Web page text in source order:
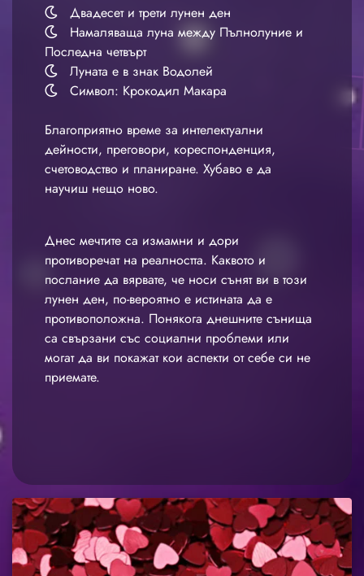
Двадесет и трети лунен ден
Намаляваща луна между Пълнолуние и
Последна четвърт
Луната е в знак Водолей
Символ: Крокодил Макара
Благоприятно време за интелектуални
дейности, преговори, кореспонденция,
счетоводство и планиране. Хубаво е да
научиш нещо ново.
Днес мечтите са измамни и дори
противоречат на реалността. Каквото и
послание да вярвате, че носи сънят ви в този
лунен ден, по-вероятно е истината да е
противоположна. Понякога днешните сънища
са свързани със социални проблеми или
могат да ви покажат кои аспекти от себе си не
приемате.